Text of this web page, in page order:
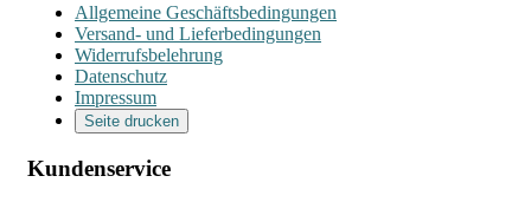
Allgemeine Geschäftsbedingungen
Versand- und Lieferbedingungen
Widerrufsbelehrung
Datenschutz
Impressum
Seite drucken
Kundenservice